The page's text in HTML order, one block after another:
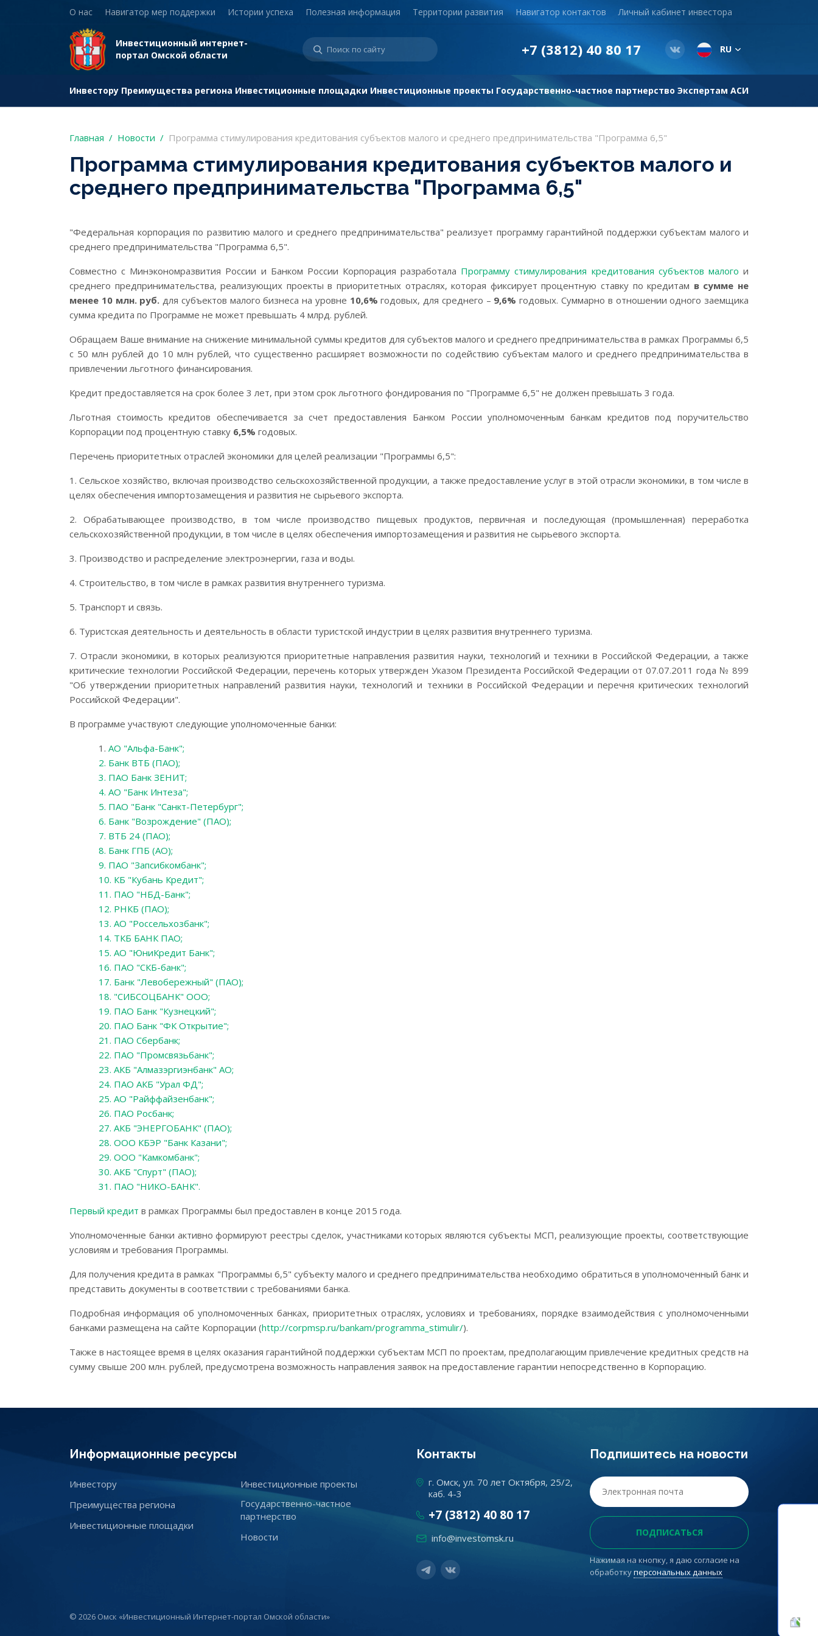
О нас Навигатор мер поддержки Истории успеха Полезная информация Территории развития Навигатор контактов Личный кабинет инвестора
Инвестиционный интернет-
портал Омской области
+7 (3812) 40 80 17 RU
Инвестору Преимущества региона Инвестиционные площадки Инвестиционные проекты Государственно-частное партнерство Экспертам АСИ
Главная Новости Программа стимулирования кредитования субъектов малого и среднего предпринимательства "Программа 6,5"
Программа стимулирования кредитования субъектов малого и
среднего предпринимательства "Программа 6,5"
"Федеральная корпорация по развитию малого и среднего предпринимательства" реализует программу гарантийной поддержки субъектам малого и
среднего предпринимательства "Программа 6,5".
Совместно с Минэкономразвития России и Банком России Корпорация разработала Программу стимулирования кредитования субъектов малого и
среднего предпринимательства, реализующих проекты в приоритетных отраслях, которая фиксирует процентную ставку по кредитам в сумме не
менее 10 млн. руб. для субъектов малого бизнеса на уровне 10,6% годовых, для среднего – 9,6% годовых. Суммарно в отношении одного заемщика
сумма кредита по Программе не может превышать 4 млрд. рублей.
Обращаем Ваше внимание на снижение минимальной суммы кредитов для субъектов малого и среднего предпринимательства в рамках Программы 6,5
с 50 млн рублей до 10 млн рублей, что существенно расширяет возможности по содействию субъектам малого и среднего предпринимательства в
привлечении льготного финансирования.
Кредит предоставляется на срок более 3 лет, при этом срок льготного фондирования по "Программе 6,5" не должен превышать 3 года.
Льготная стоимость кредитов обеспечивается за счет предоставления Банком России уполномоченным банкам кредитов под поручительство
Корпорации под процентную ставку 6,5% годовых.
Перечень приоритетных отраслей экономики для целей реализации "Программы 6,5":
1. Сельское хозяйство, включая производство сельскохозяйственной продукции, а также предоставление услуг в этой отрасли экономики, в том числе в
целях обеспечения импортозамещения и развития не сырьевого экспорта.
2. Обрабатывающее производство, в том числе производство пищевых продуктов, первичная и последующая (промышленная) переработка
сельскохозяйственной продукции, в том числе в целях обеспечения импортозамещения и развития не сырьевого экспорта.
3. Производство и распределение электроэнергии, газа и воды.
4. Строительство, в том числе в рамках развития внутреннего туризма.
5. Транспорт и связь.
6. Туристская деятельность и деятельность в области туристской индустрии в целях развития внутреннего туризма.
7. Отрасли экономики, в которых реализуются приоритетные направления развития науки, технологий и техники в Российской Федерации, а также
критические технологии Российской Федерации, перечень которых утвержден Указом Президента Российской Федерации от 07.07.2011 года № 899
"Об утверждении приоритетных направлений развития науки, технологий и техники в Российской Федерации и перечня критических технологий
Российской Федерации".
В программе участвуют следующие уполномоченные банки:
1. АО "Альфа-Банк";
2. Банк ВТБ (ПАО);
3. ПАО Банк ЗЕНИТ;
4. АО "Банк Интеза";
5. ПАО "Банк "Санкт-Петербург";
6. Банк "Возрождение" (ПАО);
7. ВТБ 24 (ПАО);
8. Банк ГПБ (АО);
9. ПАО "Запсибкомбанк";
10. КБ "Кубань Кредит";
11. ПАО "НБД-Банк";
12. РНКБ (ПАО);
13. АО "Россельхозбанк";
14. ТКБ БАНК ПАО;
15. АО "ЮниКредит Банк";
16. ПАО "СКБ-банк";
17. Банк "Левобережный" (ПАО);
18. "СИБСОЦБАНК" ООО;
19. ПАО Банк "Кузнецкий";
20. ПАО Банк "ФК Открытие";
21. ПАО Сбербанк;
22. ПАО "Промсвязьбанк";
23. АКБ "Алмазэргиэнбанк" АО;
24. ПАО АКБ "Урал ФД";
25. АО "Райффайзенбанк";
26. ПАО Росбанк;
27. АКБ "ЭНЕРГОБАНК" (ПАО);
28. ООО КБЭР "Банк Казани";
29. ООО "Камкомбанк";
30. АКБ "Спурт" (ПАО);
31. ПАО "НИКО-БАНК".
Первый кредит в рамках Программы был предоставлен в конце 2015 года.
Уполномоченные банки активно формируют реестры сделок, участниками которых являются субъекты МСП, реализующие проекты, соответствующие
условиям и требования Программы.
Для получения кредита в рамках "Программы 6,5" субъекту малого и среднего предпринимательства необходимо обратиться в уполномоченный банк и
представить документы в соответствии с требованиями банка.
Подробная информация об уполномоченных банках, приоритетных отраслях, условиях и требованиях, порядке взаимодействия с уполномоченными
банками размещена на сайте Корпорации (http://corpmsp.ru/bankam/programma_stimulir/).
Также в настоящее время в целях оказания гарантийной поддержки субъектам МСП по проектам, предполагающим привлечение кредитных средств на
сумму свыше 200 млн. рублей, предусмотрена возможность направления заявок на предоставление гарантии непосредственно в Корпорацию.
Информационные ресурсы
Инвестору
Преимущества региона
Инвестиционные площадки
Инвестиционные проекты
Государственно-частное
партнерство
Новости
Контакты
г. Омск, ул. 70 лет Октября, 25/2,
каб. 4-3
+7 (3812) 40 80 17
info@investomsk.ru
Подпишитесь на новости
Нажимая на кнопку, я даю согласие на
обработкуперсональных данных
© 2026 Омск «Инвестиционный Интернет-портал Омской области»